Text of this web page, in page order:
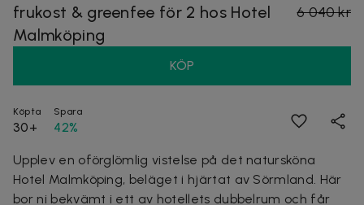
frukost & greenfee för 2 hos Hotel
Malmköping
6 040 kr
KÖP
Köpta
30+
Spara
42%
Upplev en oförglömlig vistelse på det natursköna
Hotel Malmköping, beläget i hjärtat av Sörmland. Här
bor ni bekvämt i ett av hotellets dubbelrum och får